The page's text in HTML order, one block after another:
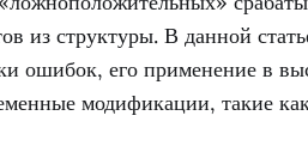
из структуры. В данной
ошибок, его применение в
модификации, такие